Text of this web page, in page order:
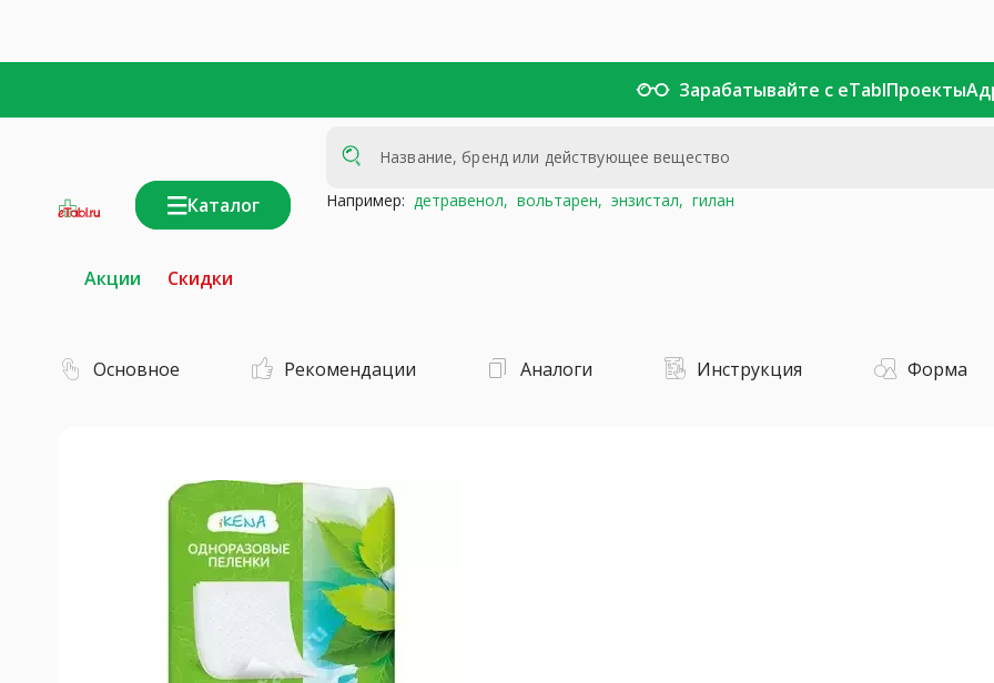
Зарабатывайте с eTablПроекты
Каталог Например: детравенол, вольтарен, энзистал, гилан
Акции Скидки
Основное Рекомендации Аналоги Инструкция Форма